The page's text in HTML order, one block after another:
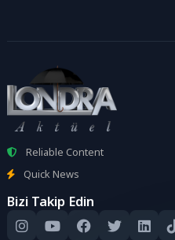
Reliable Content
Quick News
Bizi Takip Edin